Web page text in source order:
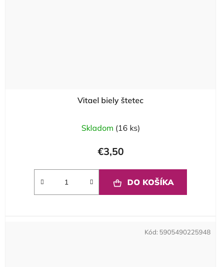
Vitael biely štetec
Skladom (16 ks)
€3,50
DO KOŠÍKA
Kód: 5905490225948